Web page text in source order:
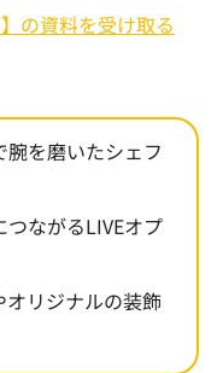
の資料を受け取る
を磨いたシェフ
つながるLIVEオプ
オリジナルの装飾